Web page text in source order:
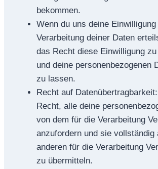
bekommen.
Wenn du uns deine
Verarbeitung deiner Daten
das Recht diese Einwilligung
und deine personenbezogenen
zu lassen.
Recht auf
Recht, alle deine
von dem für die Verarbeitung
anzufordern und sie vollständig
anderen für die Verarbeitung
zu übermitteln.